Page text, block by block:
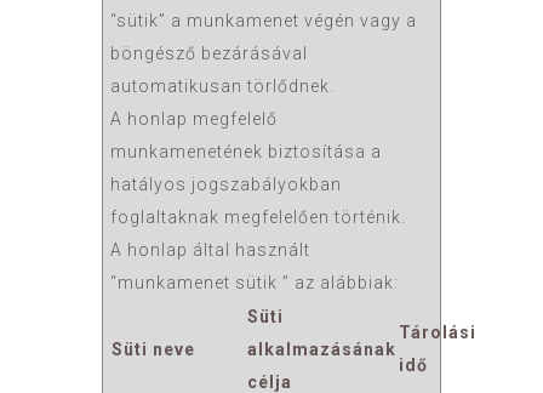
“sütik” a munkamenet végén vagy a
böngésző bezárásával
automatikusan törlődnek.
A honlap megfelelő
munkamenetének biztosítása a
hatályos jogszabályokban
foglaltaknak megfelelően történik.
A honlap által használt
“munkamenet sütik ” az alábbiak:
Süti neve
Süti
alkalmazásának
célja
Tárolási
idő